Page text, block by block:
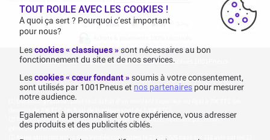
1001pneus - Copyright 2026 - Tous droits réservés 1001Pneus
Livraison gratuite : pour tout achat d'un montant supérieur ou égal à 70€ TTC (en-
dessous de 70€ TTC, les frais de livraison sont de 7,90€ TTC).
Tarif catalogue manufacturier en vigueur non remisé. Ne reflète pas le tarif
généralement constaté sur le site.
Agrégation des notes Avis Vérifiés constatées le 23/02/2026 basé sur 118 avis sur les 12
TOUT ROULE AVEC LES COOKIES !
A quoi ça sert ? Pourquoi c’est important
pour nous?
Lescookies « classiques »sont nécessaires au bon
fonctionnement du site et de nos services.
Lescookies « cœur fondant » soumis à votre consentement,
sont utilisés par 1001Pneus et nos partenaires pour mesurer
notre audience.
Egalement à personnaliser votre expérience, vous adresser
des produits et des publicités ciblés.